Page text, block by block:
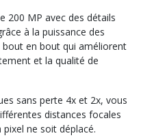
200 MP avec des détails
à la puissance des
en bout qui améliorent
et la qualité de
sans perte 4x et 2x, vous
distances focales
ne soit déplacé.